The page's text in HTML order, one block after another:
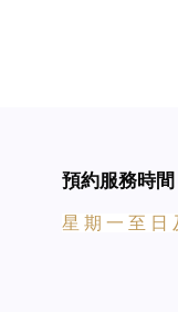
預約服務時間
星 期 一 至 日